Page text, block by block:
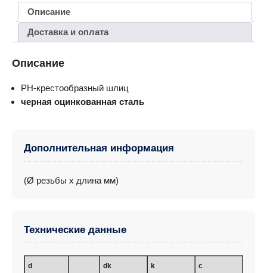
Описание
Доставка и оплата
Описание
PH-крестообразный шлиц
черная оцинкованная сталь
Дополнительная информация
(Ø резьбы x длина мм)
Технические данные
d dk k c